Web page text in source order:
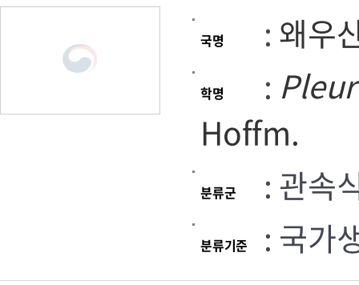
국명 : 왜우
학명 :
Hoffm.
분류군 : 관속
분류기준 : 국가